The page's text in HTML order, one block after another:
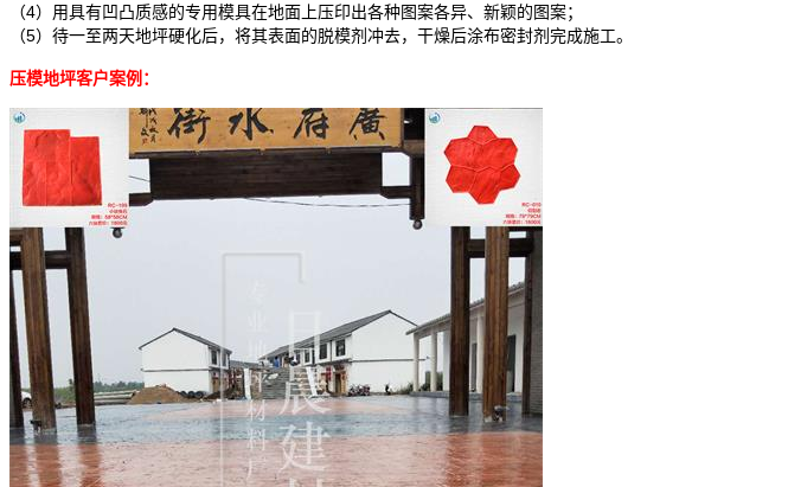
（4）用具有凹凸质感的专用模具在地面上压印出各种图案各异、新颖的图案；
（5）待一至两天地坪硬化后，将其表面的脱模剂冲去，干燥后涂布密封剂完成施工。
压模地坪客户案例：